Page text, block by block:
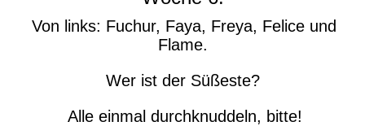
Von links: Fuchur, Faya, Freya, Felice und
Flame.
Wer ist der Süßeste?
Alle einmal durchknuddeln, bitte!